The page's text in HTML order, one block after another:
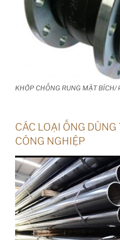
KHỚP CHỐNG RUNG MẶT
CÁC LOẠI ỐNG
CÔNG NGHIỆP